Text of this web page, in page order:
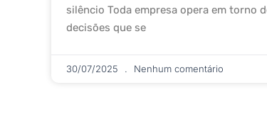
silêncio Toda empresa opera em torno
decisões que se
30/07/2025 Nenhum comentário